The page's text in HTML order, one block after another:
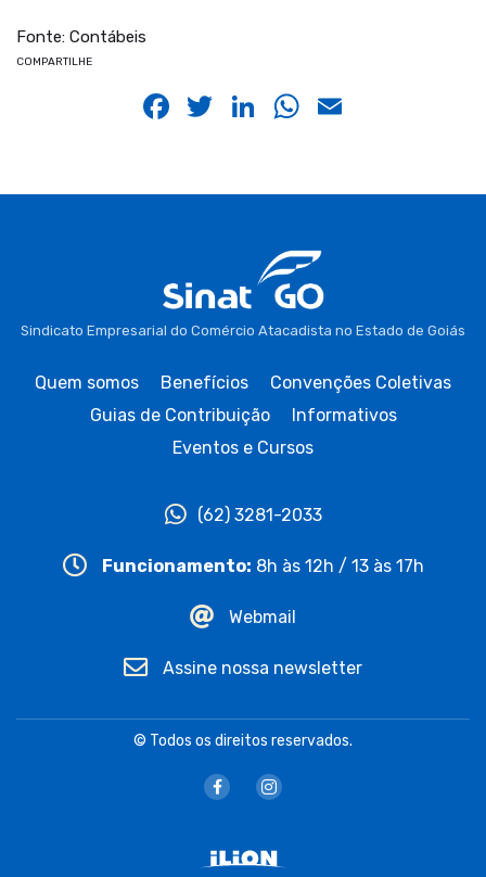
Fonte: Contábeis
COMPARTILHE
Facebook
Twitter
LinkedIn
WhatsApp
Sindicato Empresarial do Comércio Atacadista no Estado de Goiás
Quem somos Benefícios
Convenções Coletivas
Guias de Contribuição
Informativos
Eventos e Cursos
(62) 3281-2033
Funcionamento: 8h às 12h / 13 às 17h
Webmail
Assine nossa newsletter
© Todos os direitos reservados.